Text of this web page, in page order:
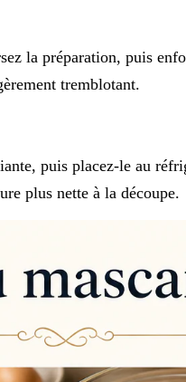
la préparation, puis
tremblotant.
puis placez-le au
plus nette à la découpe.